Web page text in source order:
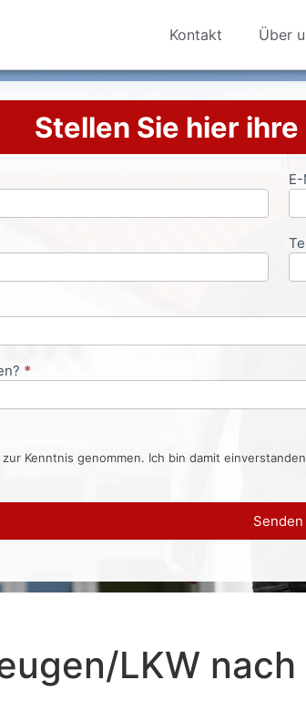
Kontakt Über
Stellen Sie hier
*
Kenntnis genommen. Ich bin damit
Senden
LKW nach